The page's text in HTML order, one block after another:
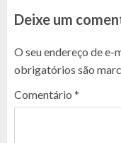
Deixe um
O seu endereço de e-
obrigatórios são
Comentário *